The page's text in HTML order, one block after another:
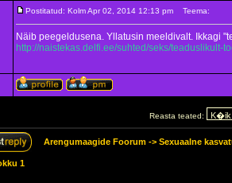
Postitatud: Kolm Apr 02, 2014 12:13 pm Teema:
Näib peegeldusena. Yllatusin meeldivalt. Ikkagi
http://naistekas.delfi.ee/suhted/seks/
Reasta teated:
Arengumaagide Foorum -> Sexuaalne
1